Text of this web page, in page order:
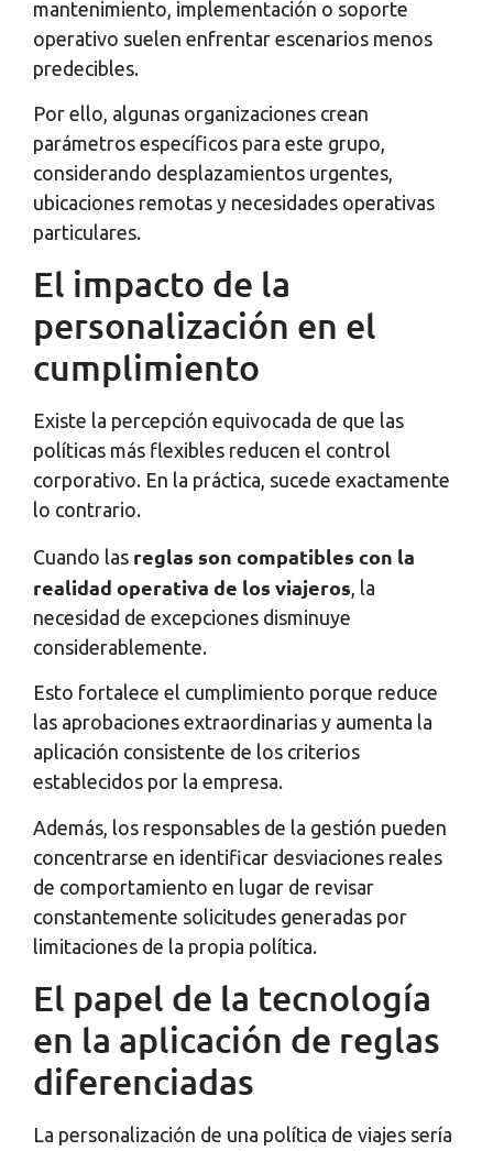
mantenimiento, implementación o soporte
operativo suelen enfrentar escenarios menos
predecibles.
Por ello, algunas organizaciones crean
parámetros específicos para este grupo,
considerando desplazamientos urgentes,
ubicaciones remotas y necesidades operativas
particulares.
El impacto de la
personalización en el
cumplimiento
Existe la percepción equivocada de que las
políticas más flexibles reducen el control
corporativo. En la práctica, sucede exactamente
lo contrario.
Cuando las reglas son compatibles con la
realidad operativa de los viajeros , la
necesidad de excepciones disminuye
considerablemente.
Esto fortalece el cumplimiento porque reduce
las aprobaciones extraordinarias y aumenta la
aplicación consistente de los criterios
establecidos por la empresa.
Además, los responsables de la gestión pueden
concentrarse en identificar desviaciones reales
de comportamiento en lugar de revisar
constantemente solicitudes generadas por
limitaciones de la propia política.
El papel de la tecnología
en la aplicación de reglas
diferenciadas
La personalización de una política de viajes sería